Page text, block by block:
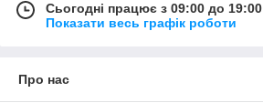
Сьогодні працює з 09:00 до 19:00
Показати весь графік роботи
Про нас